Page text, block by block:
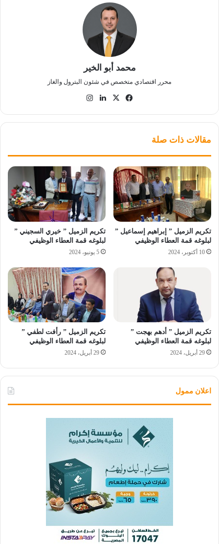
محمد أبو الخير
محرر اقتصادي متخصص في شئون البترول والغاز
فيسبوك
‫X لينكدإن
مقالات ذات صلة
تكريم الزميل ” إبراهيم إسماعيل ”
لبلوغه قمة العطاء الوظيفي
10 أكتوبر، 2024
تكريم الزميل ” خيري السجيني ”
لبلوغه قمة العطاء الوظيفي
5 يونيو، 2024
تكريم الزميل ” أدهم بهجت ”
لبلوغه قمة العطاء الوظيفي
29 أبريل، 2024
تكريم الزميل ” رأفت لطفي ”
لبلوغه قمة العطاء الوظيفي
29 أبريل، 2024
اعلان ممول